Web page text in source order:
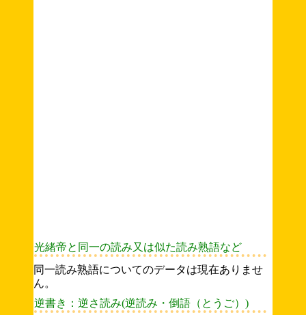
光緒帝と同一の読み又は似た読み熟語など
同一読み熟語についてのデータは現在ありませ
ん。
逆書き：逆さ読み(逆読み・倒語（とうご）)